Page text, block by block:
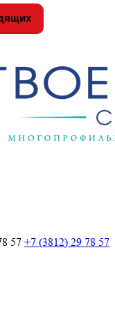
57 +7 (3812) 29 78 57